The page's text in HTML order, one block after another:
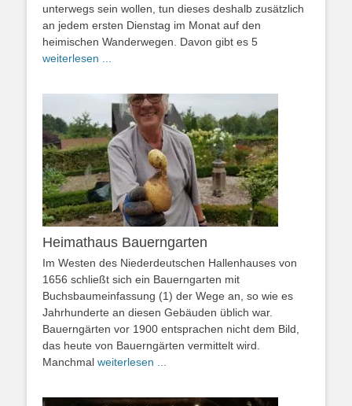
unterwegs sein wollen, tun dieses deshalb zusätzlich
an jedem ersten Dienstag im Monat auf den
heimischen Wanderwegen. Davon gibt es 5
weiterlesen ...
Heimathaus Bauerngarten
Im Westen des Niederdeutschen Hallenhauses von
1656 schließt sich ein Bauerngarten mit
Buchsbaumeinfassung (1) der Wege an, so wie es
Jahrhunderte an diesen Gebäuden üblich war.
Bauerngärten vor 1900 entsprachen nicht dem Bild,
das heute von Bauerngärten vermittelt wird.
Manchmal weiterlesen ...